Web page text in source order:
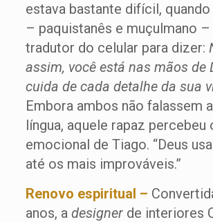
estava bastante difícil,
– paquistanês e muçulmano –
tradutor do celular para dizer:
assim, você está nas mãos de
cuida de cada detalhe da sua
Embora ambos não falassem
língua, aquele rapaz percebeu
emocional de Tiago. “Deus
até os mais improváveis.”
Renovo espiritual –
anos, a designerde interiores